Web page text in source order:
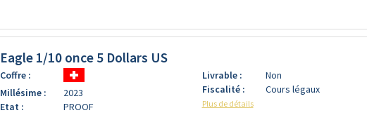
Eagle 1/10 once 5 Dollars US
Coffre :
Millésime :
2023
Etat :
PROOF
Livrable :
Non
Fiscalité :
Cours légaux
Plus de détails